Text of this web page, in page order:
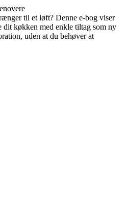
til et løft? Denne e-bog viser
dit køkken med enkle tiltag som ny
uden at du behøver at